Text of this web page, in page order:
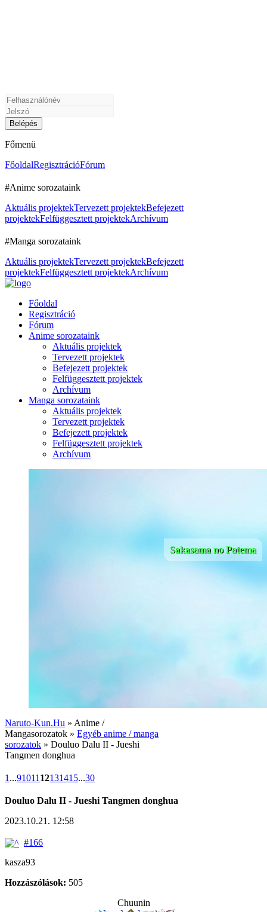
Főmenü
FőoldalRegisztrációFórum
#Anime sorozataink
Aktuális projektekTervezett projektekBefejezett
projektekFelfüggesztett projektekArchívum
#Manga sorozataink
Aktuális projektekTervezett projektekBefejezett
projektekFelfüggesztett projektekArchívum
Főoldal
Regisztráció
Fórum
Anime sorozataink
Aktuális projektek
Tervezett projektek
Befejezett projektek
Felfüggesztett projektek
Archívum
Manga sorozataink
Aktuális projektek
Tervezett projektek
Befejezett projektek
Felfüggesztett projektek
Archívum
Sakasama no Patema
Naruto-Kun.Hu » Anime /
Mangasorozatok » Egyéb anime / manga
sorozatok » Douluo Dalu II - Jueshi
Tangmen donghua
1 ...91011 12131415...30
Douluo Dalu II - Jueshi Tangmen donghua
2023.10.21. 12:58
#166
kasza93
Hozzászólások: 505
Chuunin